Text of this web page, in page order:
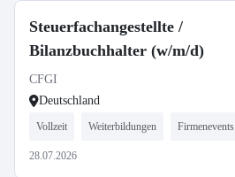
Steuerfachangestellte /
Bilanzbuchhalter (w/m/d)
CFGI
Deutschland
Vollzeit Weiterbildungen Firmenevents
28.07.2026